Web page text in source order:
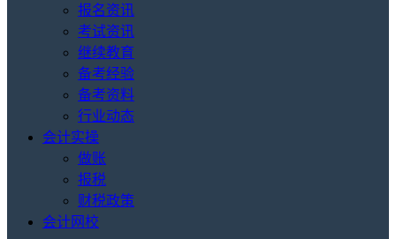
报名资讯
考试资讯
继续教育
备考经验
备考资料
行业动态
会计实操
做账
报税
财税政策
会计网校